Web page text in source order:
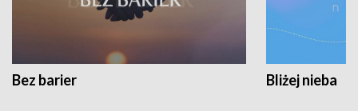
Bez barier Bliżej nieba